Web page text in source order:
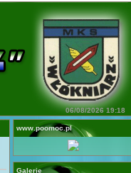
06/08/2026 19:18
www.poomoc.pl
Galerie